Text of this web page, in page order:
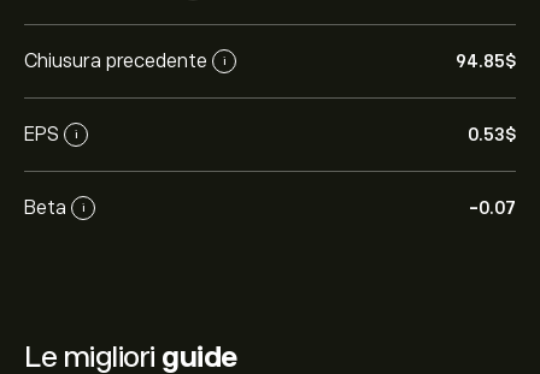
Chiusura precedente i 94.85‎$‎
EPS i 0.53‎$‎
Beta i -0.07
Le migliori guide